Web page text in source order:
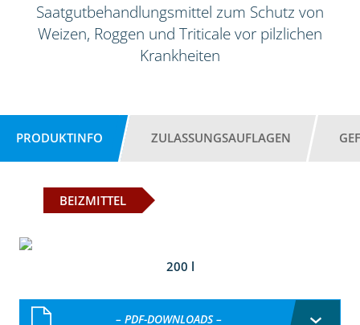
Saatgutbehandlungsmittel zum Schutz von
Weizen, Roggen und Triticale vor pilzlichen
Krankheiten
PRODUKTINFO ZULASSUNGSAUFLAGEN
BEIZMITTEL
200 l
– PDF-DOWNLOADS –